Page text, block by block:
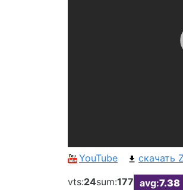
YouTube
скачать
vts:24sum:177 avg:7.38